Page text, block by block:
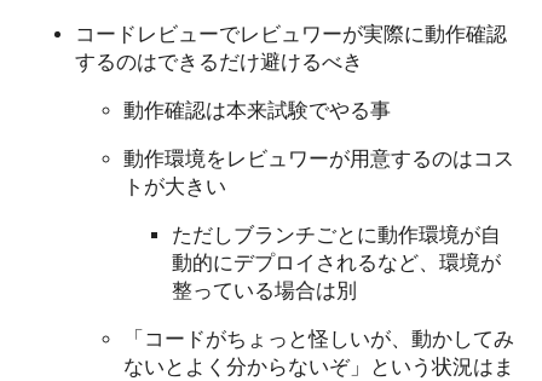
コードレビューでレビュワーが実際に動作確認
するのはできるだけ避けるべき
動作確認は本来試験でやる事
動作環境をレビュワーが用意するのはコス
トが大きい
ただしブランチごとに動作環境が自
動的にデプロイされるなど、環境が
整っている場合は別
「コードがちょっと怪しいが、動かしてみ
ないとよく分からないぞ」という状況はま